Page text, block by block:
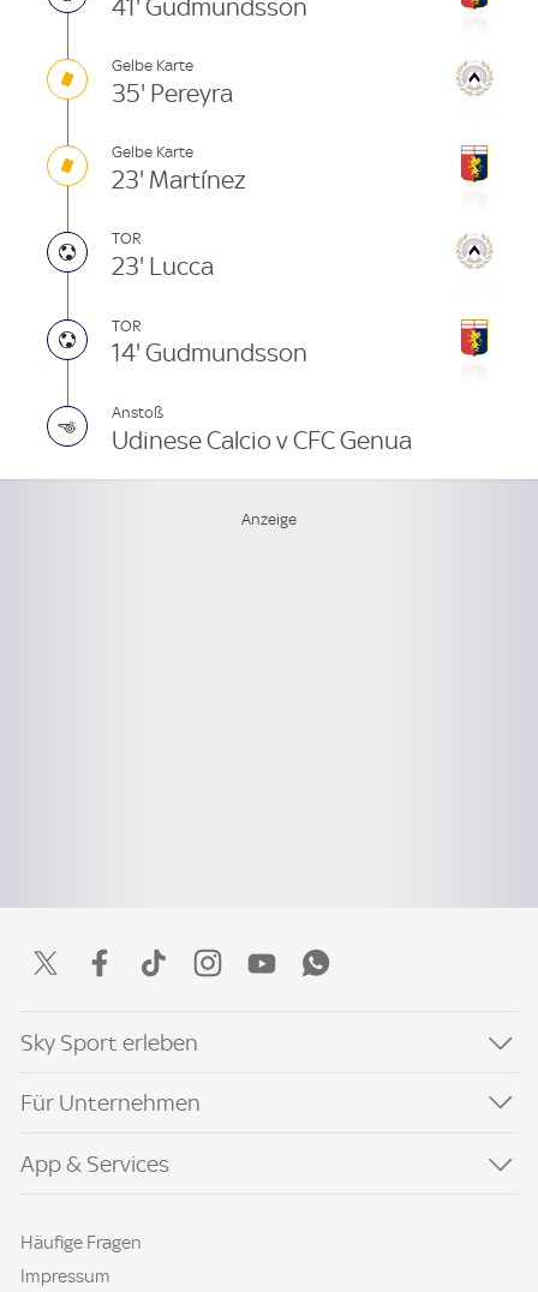
41' Gudmundsson
Gelbe Karte
35' Pereyra
Gelbe Karte
23' Martínez
TOR
23' Lucca
TOR
14' Gudmundsson
Anstoß
Udinese Calcio v CFC Genua
Sky Sport erleben
Für Unternehmen
App & Services
Häufige Fragen
Impressum